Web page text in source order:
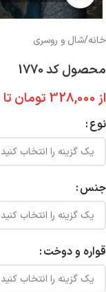
خانه/شال و روسری
محصول کد 1770
از 328,000 تومان تا
نوع
جنس
قواره و دوخت